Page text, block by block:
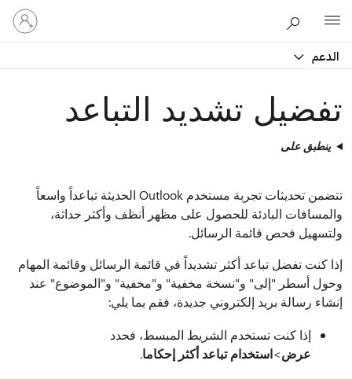
الدعم
تسجيل
الدخول
إلى
تفضيل تشديد التباعد
ينطبق على
تتضمن تحديثات تجربة مستخدم Outlook الحديثة تباعداً واسعاً
والمسافات البادئة للحصول على مظهر أنظف وأكثر حداثة،
ولتسهيل فحص قائمة الرسائل.
إذا كنت تفضل تباعد أكثر تشديداً في قائمة الرسائل وقائمة المهام
وحول أسطر "إلى" و"نسخة مخفية" و"مخفية" و"الموضوع" عند
إنشاء رسالة بريد إلكتروني جديدة، فقم بما يلي:
إذا كنت تستخدم الشريط المبسط، فحدد
عرض>استخدام تباعد أكثر إحكاما.